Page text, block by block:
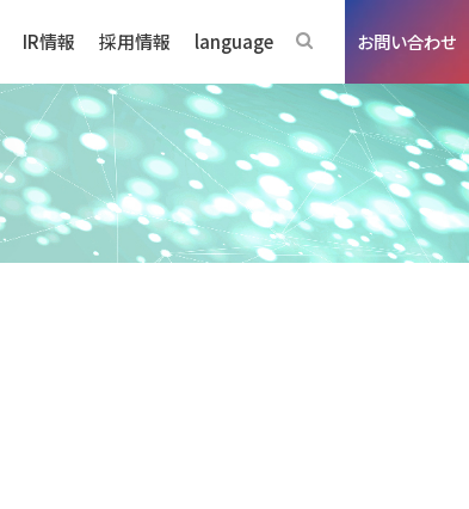
IR情報 採用情報 language お問い合わせ